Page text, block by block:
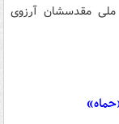
ملی مقدسشان آرزوی